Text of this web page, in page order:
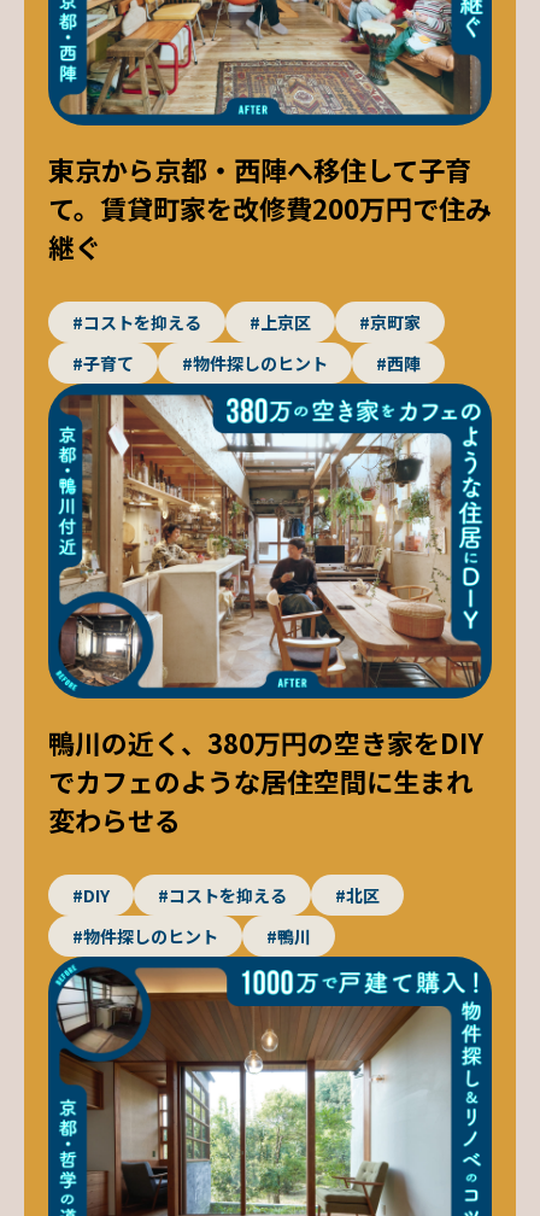
東京から京都・西陣へ移住して子育
て。賃貸町家を改修費200万円で住み
継ぐ
#コストを抑える #上京区
#京町家
#子育て
#物件探しのヒント #西陣
鴨川の近く、380万円の空き家をDIY
でカフェのような居住空間に生まれ
変わらせる
#DIY #コストを抑える
#北区
#物件探しのヒント
#鴨川